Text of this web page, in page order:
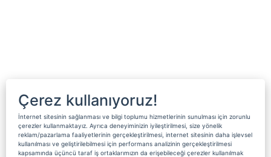
Çerez kullanıyoruz!
İnternet sitesinin sağlanması ve bilgi toplumu hizmetlerinin sunulması için zorunlu
çerezler kullanmaktayız. Ayrıca deneyiminizin iyileştirilmesi, size yönelik
reklam/pazarlama faaliyetlerinin gerçekleştirilmesi, internet sitesinin daha işlevsel
kullanılması ve geliştirilebilmesi için performans analizinin gerçekleştirilmesi
kapsamında üçüncü taraf iş ortaklarımızın da erişebileceği çerezler kullanılmak